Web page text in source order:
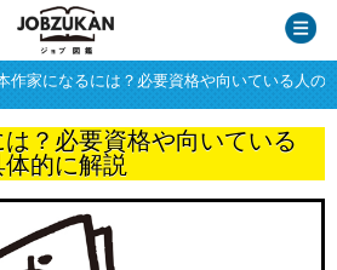
作家になるには？必要資格や向いている人の
？必要資格や向いている
体的に解説